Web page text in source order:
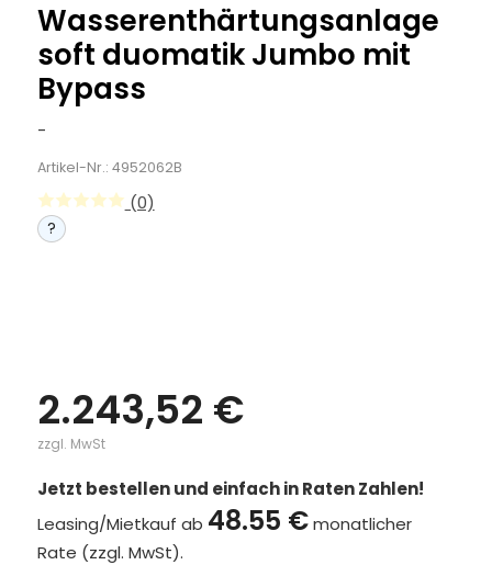
Wasserenthärtungsanlage
soft duomatik Jumbo mit
Bypass
-
Artikel-Nr.: 4952062B
(0)
?
2.243,52 €
zzgl. MwSt
Jetzt bestellen und einfach in Raten Zahlen!
Leasing/Mietkauf ab 48.55 €monatlicher
Rate (zzgl. MwSt).